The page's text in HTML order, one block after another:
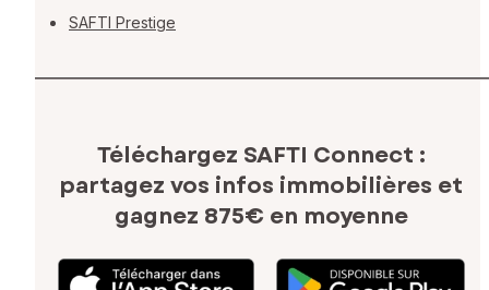
SAFTI Prestige
Téléchargez SAFTI Connect :
partagez vos infos immobilières et
gagnez 875€ en moyenne